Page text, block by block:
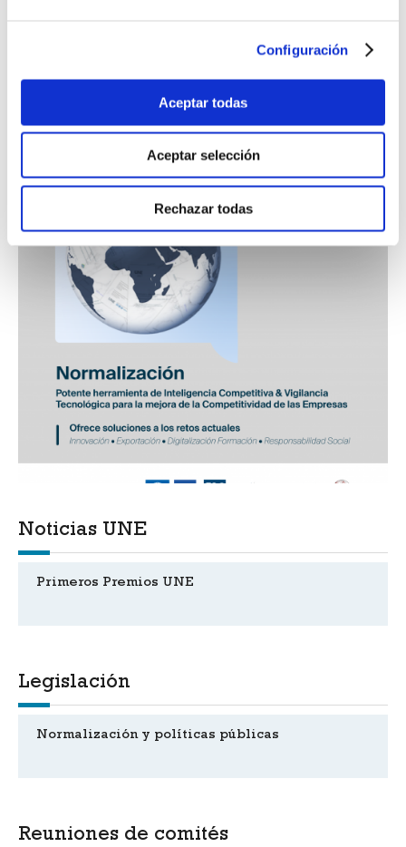
Configuración
Aceptar todas
Aceptar selección
Rechazar todas
cuestiones relacionadas con la estandarización, el nuevo
Código Técnico de la Edificación o edificios de consumo de
Leer más
Noticias UNE
Primeros Premios UNE
Legislación
Normalización y políticas públicas
Reuniones de comités